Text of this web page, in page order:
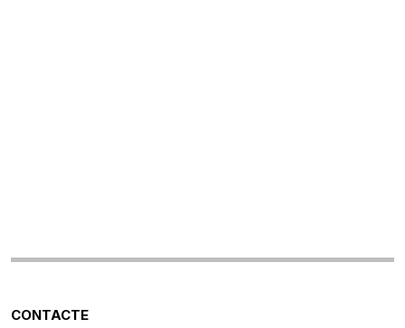
CONTACTE